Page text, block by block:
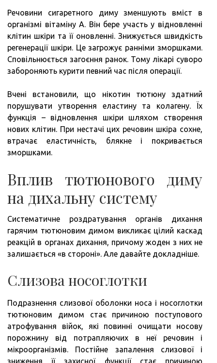
Речовини сигаретного диму зменшують вміст в
організмі вітаміну А. Він бере участь у відновленні
клітин шкіри та її оновленні. Знижується швидкість
регенерації шкіри. Це загрожує ранніми зморшками.
Сповільнюється загоєння ранок. Тому лікарі суворо
забороняють курити певний час після операції.
Вчені встановили, що нікотин тютюну здатний
порушувати утворення еластину та колагену. Їх
функція – відновлення шкіри шляхом створення
нових клітин. При нестачі цих речовин шкіра сохне,
втрачає еластичність, блякне і покривається
зморшками.
Вплив тютюнового диму
на дихальну систему
Систематичне роздратування органів дихання
гарячим тютюновим димом викликає цілий каскад
реакцій в органах дихання, причому жоден з них не
залишається «в стороні». Але давайте докладніше.
Слизова носоглотки
Подразнення слизової оболонки носа і носоглотки
тютюновим димом стає причиною поступового
атрофування війок, які повинні очищати носову
порожнину від потрапляючих в неї речовин і
мікроорганізмів. Постійне запалення слизової і
зниження її захисної функції стає причиною